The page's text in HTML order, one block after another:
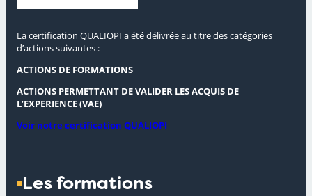
La certification QUALIOPI a été délivrée au titre des catégories
d’actions suivantes :
ACTIONS DE FORMATIONS
ACTIONS PERMETTANT DE VALIDER LES ACQUIS DE
L’EXPERIENCE (VAE)
Voir notre certification QUALIOPI
Les formations